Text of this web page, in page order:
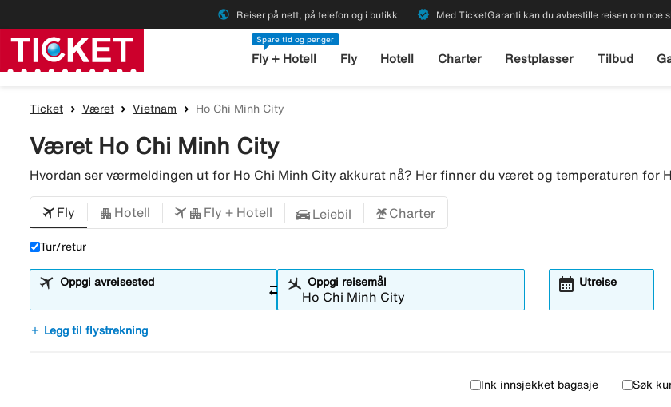
public Reiser på nett, på telefon og i butikk verified Med TicketGaranti kan du avbestille reisen om noe
Spare tid og penger
Fly + Hotell Fly Hotell Charter Restplasser Tilbud
Ticket Været Vietnam Ho Chi Minh City
Været Ho Chi Minh City
Hvordan ser værmeldingen ut for Ho Chi Minh City akkurat nå? Her finner du været og temperaturen for
Fly Hotell Fly + Hotell Leiebil Charter
Tur/retur
Oppgi avreisested sync_alt Oppgi reisemål Utreise
calendar_month
add Legg til flystrekning
Ink innsjekket bagasje Søk